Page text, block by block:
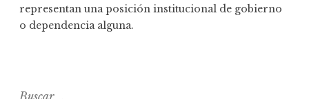
representan una posición institucional de gobierno
o dependencia alguna.
B